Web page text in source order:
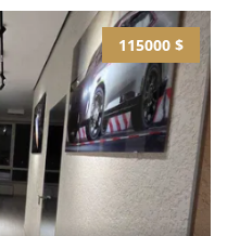
115000 $